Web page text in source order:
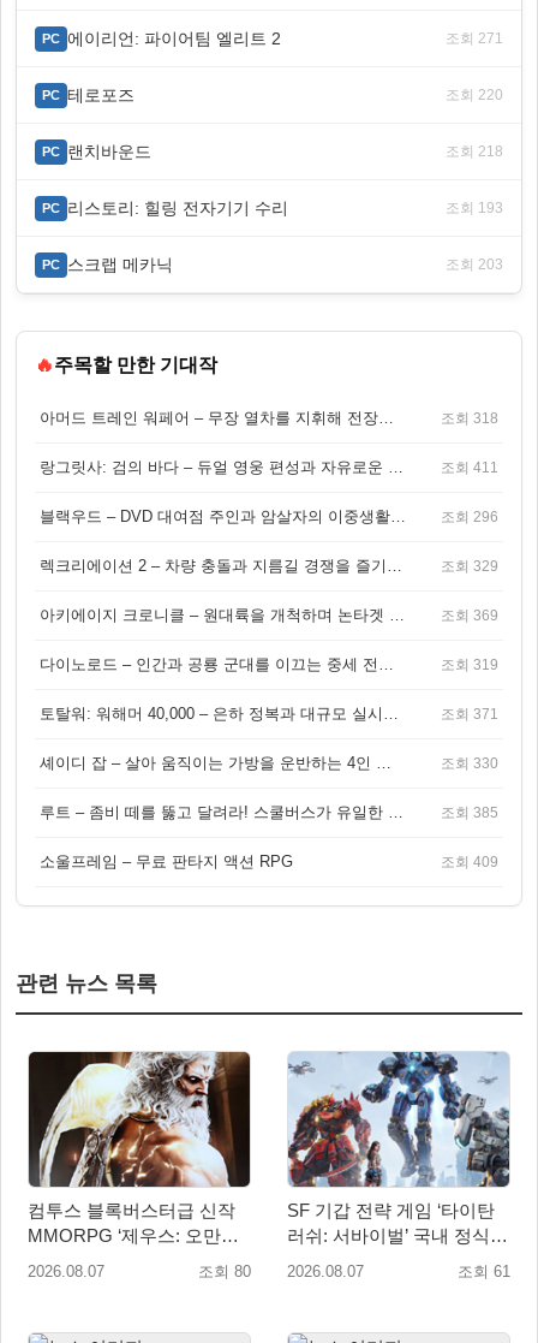
PC 에이리언: 파이어팀 엘리트 2 조회 271
PC 테로포즈 조회 220
PC 랜치바운드 조회 218
PC 리스토리: 힐링 전자기기 수리 조회 193
PC 스크랩 메카닉 조회 203
🔥주목할 만한 기대작
아머드 트레인 워페어 – 무장 열차를 지휘해 전장을 돌파하는 생존 전투 게임 조회 318
랑그릿사: 검의 바다 – 듀얼 영웅 편성과 자유로운 탐험을 결합한 판타지 전략 RPG 조회 411
블랙우드 – DVD 대여점 주인과 암살자의 이중생활을 그린 3인칭 액션 스릴러 게임 조회 296
렉크리에이션 2 – 차량 충돌과 지름길 경쟁을 즐기는 오픈월드 아케이드 레이싱 게임 조회 329
아키에이지 크로니클 – 원대륙을 개척하며 논타겟 전투를 즐기는 오픈월드 MMORPG 조회 369
다이노로드 – 인간과 공룡 군대를 이끄는 중세 전략 액션 RPG 조회 319
토탈워: 워해머 40,000 – 은하 정복과 대규모 실시간 전투가 결합된 전략 게임! 조회 371
셰이디 잡 – 살아 움직이는 가방을 운반하는 4인 협동 물리 어드벤처 게임 조회 330
루트 – 좀비 떼를 뚫고 달려라! 스쿨버스가 유일한 집이 되는 4인 협동 생존 게임 조회 385
소울프레임 – 무료 판타지 액션 RPG 조회 409
관련 뉴스 목록
컴투스 블록버스터급 신작
MMORPG ‘제우스: 오만의
신’, 8월 26일 출시!
2026.08.07 조회 80
SF 기갑 전략 게임 ‘타이탄
러쉬: 서바이벌’ 국내 정식
출시
2026.08.07 조회 61